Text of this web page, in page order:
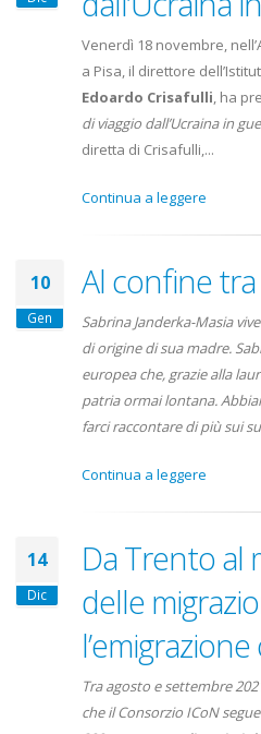
Venerdì 18 novembre,
a Pisa, il direttore
Edoardo Crisafulli, ha
di viaggio dall’Ucraina in
diretta di Crisafulli,...
Continua a leggere
10
Gen
Al confine
Sabrina Janderka-Masia
di origine di sua madre.
europea che, grazie alla
patria ormai lontana.
farci raccontare di più sui
Continua a leggere
14
Dic
Da Trento al
delle
l’emigrazione
Tra agosto e settembre
che il Consorzio ICoN